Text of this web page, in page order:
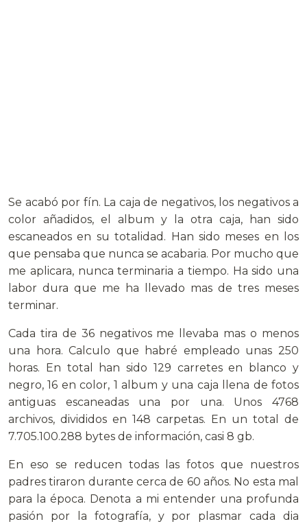
Se acabó por fín. La caja de negativos, los negativos a
color añadidos, el album y la otra caja, han sido
escaneados en su totalidad. Han sido meses en los
que pensaba que nunca se acabaria. Por mucho que
me aplicara, nunca terminaria a tiempo. Ha sido una
labor dura que me ha llevado mas de tres meses
terminar.
Cada tira de 36 negativos me llevaba mas o menos
una hora. Calculo que habré empleado unas 250
horas. En total han sido 129 carretes en blanco y
negro, 16 en color, 1 album y una caja llena de fotos
antiguas escaneadas una por una. Unos 4768
archivos, divididos en 148 carpetas. En un total de
7.705.100.288 bytes de información, casi 8 gb.
En eso se reducen todas las fotos que nuestros
padres tiraron durante cerca de 60 años. No esta mal
para la época. Denota a mi entender una profunda
pasión por la fotografía, y por plasmar cada dia